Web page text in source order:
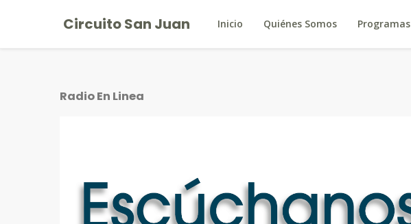
Circuito San Juan Inicio Quiénes Somos Programas
Radio En Linea